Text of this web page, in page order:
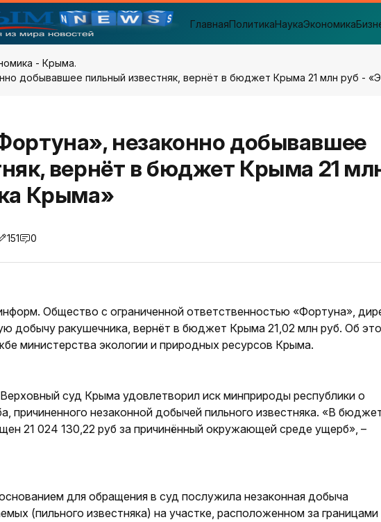
ГлавнаяПолитикаНаукаЭкономика
- Крыма.
добывавшее пильный известняк, вернёт в бюджет Крыма 21 млн руб -
незаконно добывавшее
вернёт в бюджет Крыма 21
Крыма»
151 0
Общество с ограниченной ответственностью «Фортуна»,
добычу ракушечника, вернёт в бюджет Крыма 21,02 млн руб. Об
министерства экологии и природных ресурсов Крыма.
суд Крыма удовлетворил иск минприроды республики о
причиненного незаконной добычей пильного известняка. «В
21 024 130,22 руб за причинённый окружающей среде ущерб», –
для обращения в суд послужила незаконная добыча
(пильного известняка) на участке, расположенном за границами